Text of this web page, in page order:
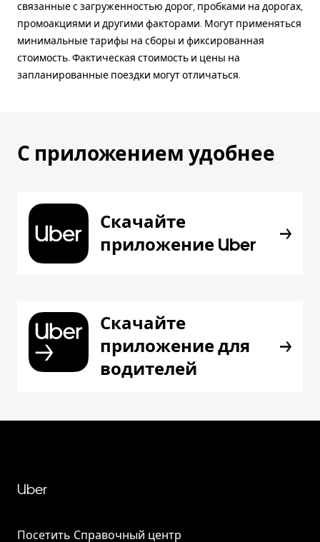
связанные с загруженностью дорог, пробками на дорогах,
промоакциями и другими факторами. Могут применяться
минимальные тарифы на сборы и фиксированная
стоимость. Фактическая стоимость и цены на
запланированные поездки могут отличаться.
С приложением удобнее
Скачайте
приложение Uber
Скачайте
приложение для
водителей
Uber
Посетить Справочный центр